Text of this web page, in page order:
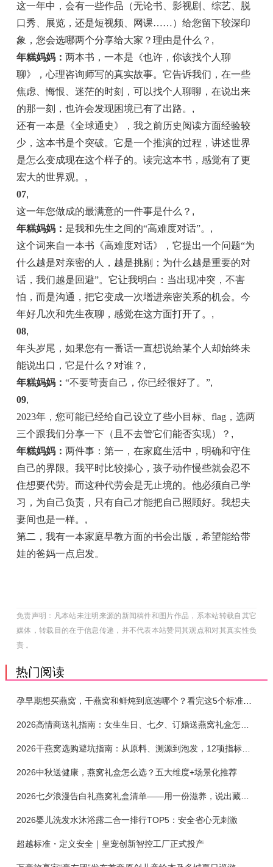
这一年中，会有一些作品（无论书、影视剧、综艺、脱
口秀、展览，还是短视频、网课……）给您留下较深印
象，您会选哪两个分享给大家？理由是什么？ ,
年糕妈妈： 两本书，一本是《也许，你该找个人聊
聊》，心理咨询师写的真实故事。它告诉我们，在一些
焦虑、悔恨、迷茫的时刻，可以找个人聊聊，在说出来
的那一刻，也许会发现困境已有了出路。 ,
还有一本是《全球通史》，我之前历史阅读方面经验较
少，这本书是个突破。它是一个推演的过程，讲述世界
是怎么变成现在这个样子的。读完这本书，感觉有了更
宏大的世界观。 ,
07,
这一年您做成的最满意的一件事是什么？ ,
年糕妈妈： 是我和先生之间的“高难度对话”。 ,
这个词来自一本书《高难度对话》，它提出一个问题“为
什么越是对亲密的人，越是挑剔；为什么越是重要的对
话，我们越是回避”。它让我明白：当出现冲突，不害
怕，而是沟通，把它变成一次增进亲密关系的机会。今
年好几次和先生夜聊，感觉在这方面打开了。 ,
08,
年头岁尾，如果您有一番话一直想说给某个人却始终未
能说出口，它是什么？对谁？ ,
年糕妈妈： “不要苛责自己，你已经很好了。”,
09,
2023年，您可能已经给自己设立了些小目标、flag，选两
三个跟我们分享一下（且不去管它们能否实现）？ ,
年糕妈妈： 两件事：第一，在家庭生活中，明确和守住
自己的界限。我平时比较操心，孩子动作慢些就会忍不
住想要代劳。而这种代劳会是无止境的。他必须自己学
习，为自己负责，只有自己才能把自己照顾好。我想夫
妻间也是一样。 ,
第二，我有一本家庭早教方面的书会出版，希望能给带
娃的爸妈一点启发。
免责声明：凡本站未注明来源的新闻稿件和图片作品，系本站转载自其它
媒体，转载目的在于信息传递，并不代表本站赞同其观点和对其真实性负
责 。
热门阅读
孕早期想买燕窝，干燕窝和鲜炖到底选哪个？看完这5个标准再下单
2026干燕窝选购避坑指南：从原料、溯源到泡发，12项指标判断靠谱燕窝
2026中秋送健康，燕窝礼盒怎么选？五大维度+场景化推荐
2026七夕浪漫告白礼燕窝礼盒清单——用一份滋养，说出藏在心底的爱
2026婴儿洗发水沐浴露二合一排行TOP5：安全省心无刺激
超越标准・定义安全｜皇宠创新智控工厂正式投产